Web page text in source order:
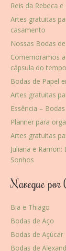
Reis da Rebeca
Artes gratuitas
casamento
Nossas Bodas
Comemoramos
cápsula do
Bodas de Papel
Artes gratuitas
Essência –
Planner para
Artes gratuitas
Juliana e
Sonhos
Navegue por
Bia e Thiago
Bodas de Aço
Bodas de Açúcar
Bodas de